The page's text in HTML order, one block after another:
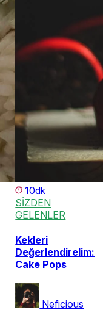
10dk
SİZDEN
GELENLER
Kekleri
Değerlendirelim:
Cake Pops
Neficious